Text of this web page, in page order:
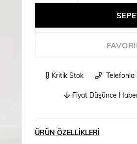
Kritik Stok Telefonla
Fiyat Düşünce
ÜRÜN ÖZELLIKLERI